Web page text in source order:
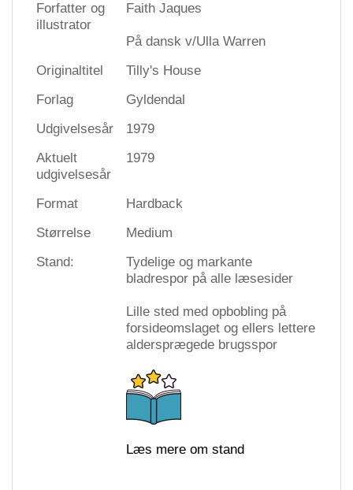
Forfatter og
illustrator
Faith Jaques
På dansk v/Ulla Warren
Originaltitel
Tilly's House
Forlag
Gyldendal
Udgivelsesår
1979
Aktuelt
udgivelsesår
1979
Format
Hardback
Størrelse
Medium
Stand:
Tydelige og markante
bladrespor på alle læsesider
Lille sted med opbobling på
forsideomslaget og ellers lettere
aldersprægede brugsspor
Læs mere om stand